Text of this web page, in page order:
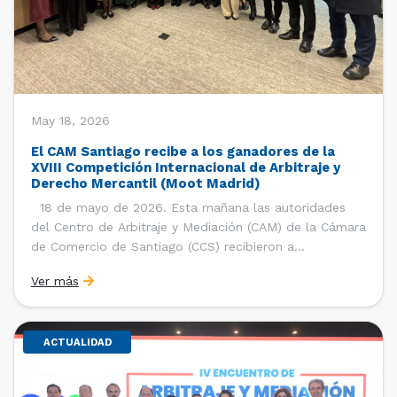
May 18, 2026
El CAM Santiago recibe a los ganadores de la
XVIII Competición Internacional de Arbitraje y
Derecho Mercantil (Moot Madrid)
18 de mayo de 2026. Esta mañana las autoridades
del Centro de Arbitraje y Mediación (CAM) de la Cámara
de Comercio de Santiago (CCS) recibieron a
Facultad de Derecho de la Universidad de Chile que se
consagró como ganador de la […]
Ver más
ACTUALIDAD